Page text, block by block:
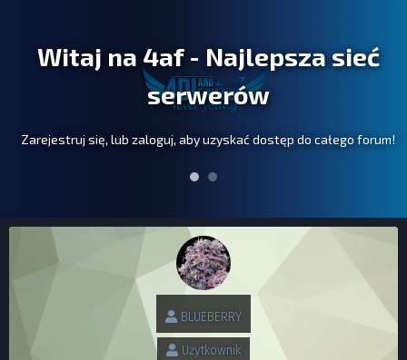
Witaj na 4af - Najlepsza sieć
serwerów
Zarejestruj się, lub zaloguj, aby uzyskać dostęp do całego forum!
BLUEBERRY
Użytkownik